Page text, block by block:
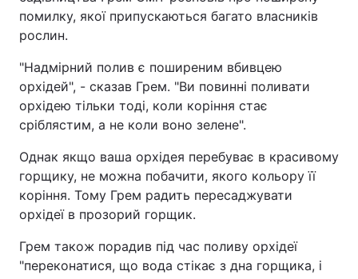
помилку, якої припускаються багато власників
рослин.
"Надмірний полив є поширеним вбивцею
орхідей", - сказав Грем. "Ви повинні поливати
орхідею тільки тоді, коли коріння стає
сріблястим, а не коли воно зелене".
Однак якщо ваша орхідея перебуває в красивому
горщику, не можна побачити, якого кольору її
коріння. Тому Грем радить пересаджувати
орхідеї в прозорий горщик.
Грем також порадив під час поливу орхідеї
"переконатися, що вода стікає з дна горщика, і